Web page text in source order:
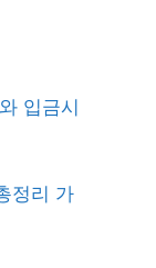
입금시
정리 가